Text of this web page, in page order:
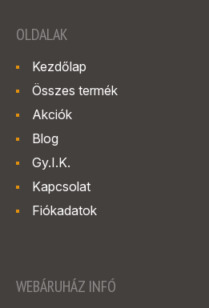
OLDALAK
Kezdőlap
Összes termék
Akciók
Blog
Gy.I.K.
Kapcsolat
Fiókadatok
WEBÁRUHÁZ INFÓ